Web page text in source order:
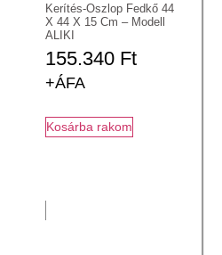
Kerítés-Oszlop Fedkő 44
X 44 X 15 Cm – Modell
ALIKI
155.340 Ft
+ÁFA
Kosárba rakom